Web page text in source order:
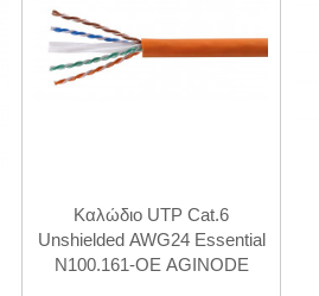
Καλώδιο UTP Cat.6
Unshielded AWG24 Essential
N100.161-OE AGINODE